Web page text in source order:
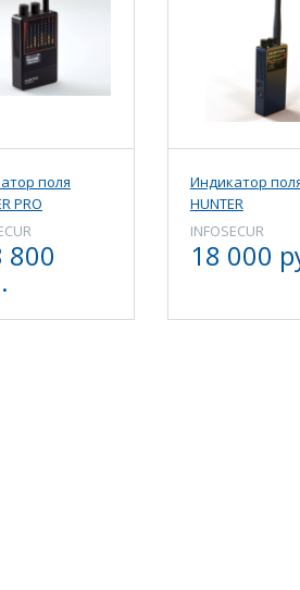
поля
PRO
800
Индикатор
HUNTER
INFOSECUR
18 000